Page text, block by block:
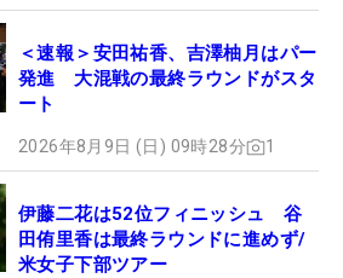
＜速報＞安田祐香、吉澤柚月はパー
発進 大混戦の最終ラウンドがスタ
ート
2026年8月9日 (日) 09時28分 1
伊藤二花は52位フィニッシュ 谷
田侑里香は最終ラウンドに進めず/
米女子下部ツアー